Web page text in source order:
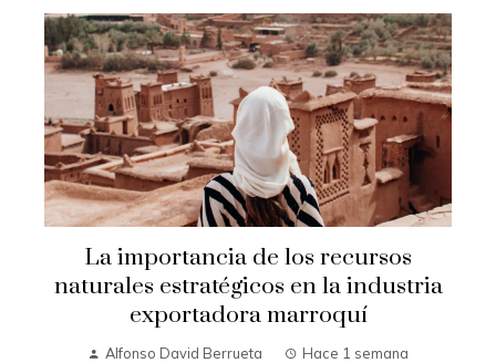
La importancia de los recursos
naturales estratégicos en la industria
exportadora marroquí
Alfonso David Berrueta Hace 1 semana